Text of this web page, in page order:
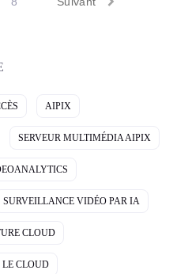
AIPIX
SERVEUR MULTIMÉDIA AIPIX
SURVEILLANCE VIDÉO PAR IA
CLOUD
LE CLOUD